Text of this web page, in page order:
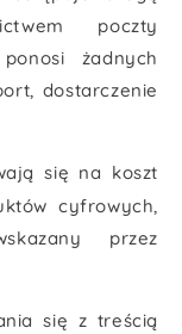
poczty
żadnych
dostarczenie
się na koszt
cyfrowych,
przez
się z treścią